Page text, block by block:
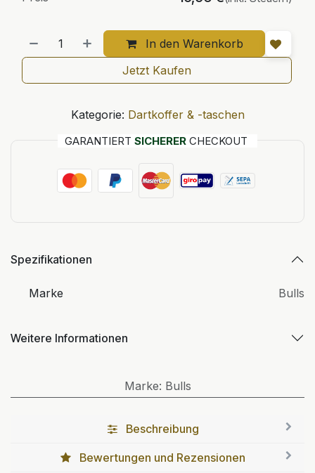
In den Warenkorb
Jetzt Kaufen
Kategorie: Dartkoffer & -taschen
GARANTIERT SICHERER CHECKOUT
Spezifikationen
Marke Bulls
Weitere Informationen
Marke: Bulls
Beschreibung
Bewertungen und Rezensionen